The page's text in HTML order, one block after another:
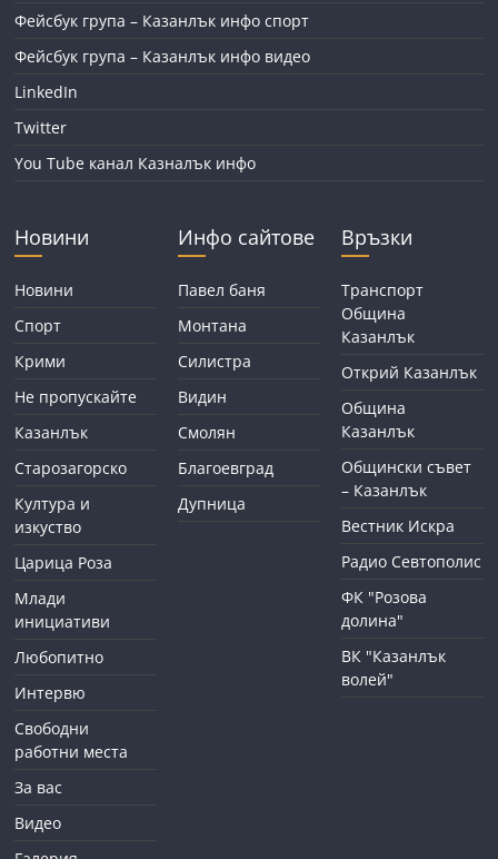
Фейсбук група – Казанлък инфо спорт
Фейсбук група – Казанлък инфо видео
LinkedIn
Twitter
You Tube канал Казналък инфо
Новини
Новини
Спорт
Крими
Не пропускайте
Казанлък
Старозагорско
Култура и
изкуство
Царица Роза
Млади
инициативи
Любопитно
Интервю
Свободни
работни места
За вас
Видео
Инфо сайтове
Павел баня
Монтана
Силистра
Видин
Смолян
Благоевград
Дупница
Връзки
Транспорт
Община
Казанлък
Открий Казанлък
Община
Казанлък
Общински съвет
– Казанлък
Вестник Искра
Радио Севтополис
ФК "Розова
долина"
ВК "Казанлък
волей"